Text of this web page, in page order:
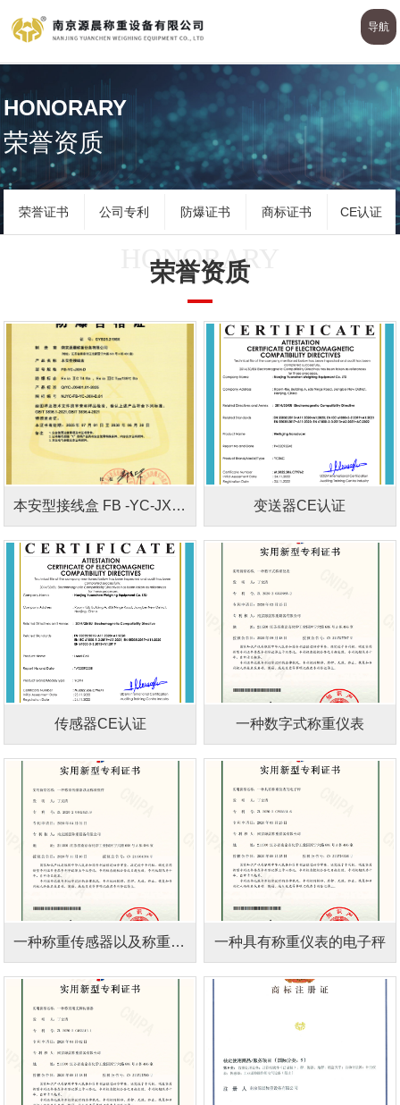
导航
HONORARY
荣誉资质
荣誉证书 公司专利 防爆证书 商标证书 CE认证
荣誉资质
HONORARY
本安型接线盒 FB -YC-JXH-D 变送器CE认证
传感器CE认证 一种数字式称重仪表
一种称重传感器以及称重组件 一种具有称重仪表的电子秤